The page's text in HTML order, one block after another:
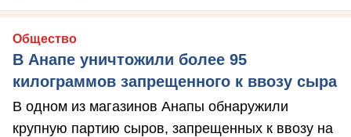
Общество
В Анапе уничтожили более 95
килограммов запрещенного к ввозу сыра
В одном из магазинов Анапы обнаружили
крупную партию сыров, запрещенных к ввозу на